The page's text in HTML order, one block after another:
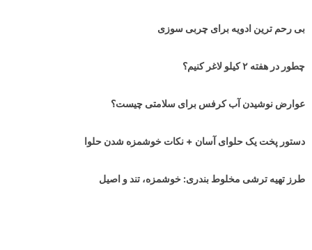
بی رحم ترین ادویه برای چربی سوزی
چطور در هفته ۲ کیلو لاغر کنیم؟
عوارض نوشیدن آب کرفس برای سلامتی چیست؟
دستور پخت یک حلوای آسان + نکات خوشمزه شدن حلوا
طرز تهیه ترشی مخلوط بندری: خوشمزه، تند و اصیل